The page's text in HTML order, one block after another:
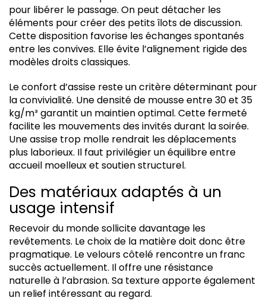
pour libérer le passage. On peut détacher les
éléments pour créer des petits îlots de discussion.
Cette disposition favorise les échanges spontanés
entre les convives. Elle évite l’alignement rigide des
modèles droits classiques.
Le confort d’assise reste un critère déterminant pour
la convivialité. Une densité de mousse entre 30 et 35
kg/m³ garantit un maintien optimal. Cette fermeté
facilite les mouvements des invités durant la soirée.
Une assise trop molle rendrait les déplacements
plus laborieux. Il faut privilégier un équilibre entre
accueil moelleux et soutien structurel.
Des matériaux adaptés à un
usage intensif
Recevoir du monde sollicite davantage les
revêtements. Le choix de la matière doit donc être
pragmatique. Le velours côtelé rencontre un franc
succès actuellement. Il offre une résistance
naturelle à l’abrasion. Sa texture apporte également
un relief intéressant au regard.